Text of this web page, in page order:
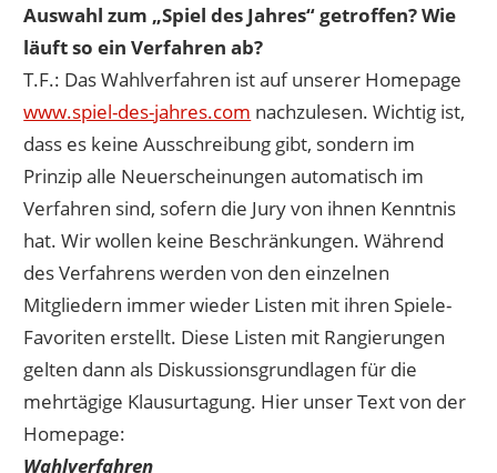
Auswahl zum „Spiel des Jahres“ getroffen? Wie
läuft so ein Verfahren ab?
T.F.: Das Wahlverfahren ist auf unserer Homepage
www.spiel-des-jahres.com nachzulesen. Wichtig ist,
dass es keine Ausschreibung gibt, sondern im
Prinzip alle Neuerscheinungen automatisch im
Verfahren sind, sofern die Jury von ihnen Kenntnis
hat. Wir wollen keine Beschränkungen. Während
des Verfahrens werden von den einzelnen
Mitgliedern immer wieder Listen mit ihren Spiele-
Favoriten erstellt. Diese Listen mit Rangierungen
gelten dann als Diskussionsgrundlagen für die
mehrtägige Klausurtagung. Hier unser Text von der
Homepage:
Wahlverfahren